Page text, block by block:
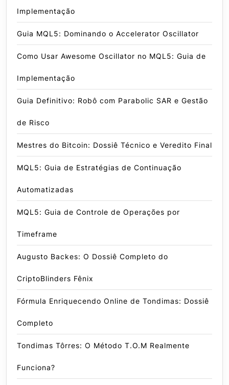
Implementação
Guia MQL5: Dominando o Accelerator Oscillator
Como Usar Awesome Oscillator no MQL5: Guia de
Implementação
Guia Definitivo: Robô com Parabolic SAR e Gestão
de Risco
Mestres do Bitcoin: Dossiê Técnico e Veredito Final
MQL5: Guia de Estratégias de Continuação
Automatizadas
MQL5: Guia de Controle de Operações por
Timeframe
Augusto Backes: O Dossiê Completo do
CriptoBlinders Fênix
Fórmula Enriquecendo Online de Tondimas: Dossiê
Completo
Tondimas Tôrres: O Método T.O.M Realmente
Funciona?